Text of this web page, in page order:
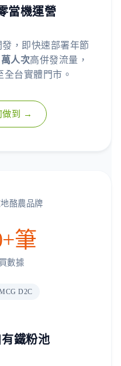
當機運營
，即快速部署年節
人次高併發流量，
台實體門市。
做到 →
酪農品牌
筆
數據
D2C
鐵粉池